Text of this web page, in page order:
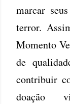
marcar
terror.
Momento
de
contribuir